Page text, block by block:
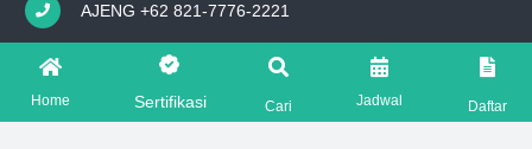
AJENG +62 821-7776-2221
SASKIA +62 821-7776-5551
FOLLOW US ON
Home Sertifikasi Cari Jadwal Daftar